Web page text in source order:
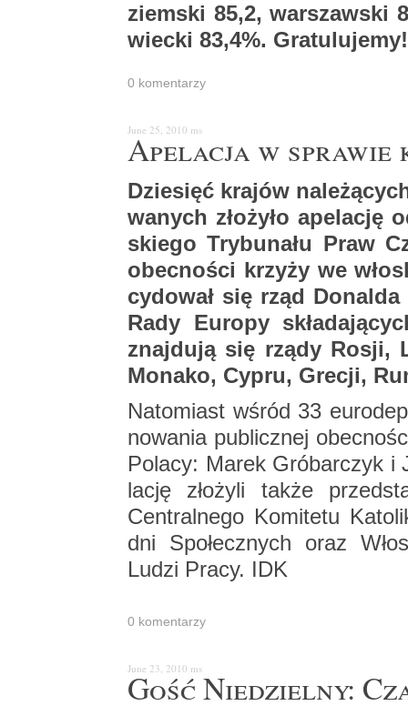
ziem­ski 85,2, war­szaw­ski
wiec­ki 83,4%. Gra­tu­lu­je­my!
0 ko­men­ta­rzy
June 25, 2010 ms
Ape­la­cja w
Dzie­sięć kra­jów
wa­nych zło­ży­ło
skie­go Try­bu­na­łu Praw
obec­no­ści krzy­ży we
cy­do­wał się rząd
Rady Eu­ro­py
znaj­du­ją się rządy Rosji,
Mo­na­ko, Cypru, Gre­cji,
Na­to­miast wśród 33
no­wa­nia pu­blicz­nej
Po­la­cy: Marek Gró­bar­czyk i
la­cję zło­ży­li także
Cen­tral­ne­go Ko­mi­te­tu
dni Spo­łecz­nych oraz
Ludzi Pracy. IDK
0 ko­men­ta­rzy
June 23, 2010 ms
Gość Nie­dziel­ny: